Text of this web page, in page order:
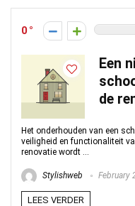
0
Een
de
Het onderhouden van een
veiligheid en functionaliteit
renovatie wordt ...
Stylishweb February
LEES VERDER